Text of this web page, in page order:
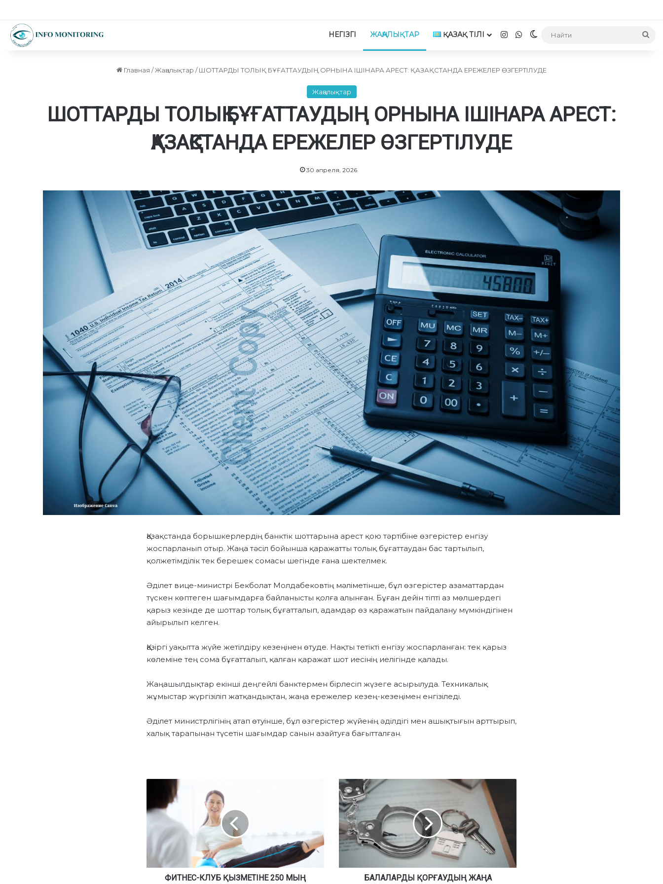
НЕГІЗГІ ЖАҢАЛЫҚТАР ҚАЗАҚ ТІЛІ InstagramWhatsApp
Switch skin
Главная /Жаңалықтар / ШОТТАРДЫ ТОЛЫҚ БҰҒАТТАУДЫҢ ОРНЫНА ІШІНАРА АРЕСТ: ҚАЗАҚСТАНДА ЕРЕЖЕЛЕР ӨЗГЕРТІЛУДЕ
Жаңалықтар
ШОТТАРДЫ ТОЛЫҚ БҰҒАТТАУДЫҢ ОРНЫНА ІШІНАРА АРЕСТ:
ҚАЗАҚСТАНДА ЕРЕЖЕЛЕР ӨЗГЕРТІЛУДЕ
30 апреля, 2026
Қазақстанда борышкерлердің банктік шоттарына арест қою тәртібіне өзгерістер енгізу
жоспарланып отыр. Жаңа тәсіл бойынша қаражатты толық бұғаттаудан бас тартылып,
қолжетімділік тек берешек сомасы шегінде ғана шектелмек.
Әділет вице-министрі Бекболат Молдабековтің мәліметінше, бұл өзгерістер азаматтардан
түскен көптеген шағымдарға байланысты қолға алынған. Бұған дейін тіпті аз мөлшердегі
қарыз кезінде де шоттар толық бұғатталып, адамдар өз қаражатын пайдалану мүмкіндігінен
айырылып келген.
Қазіргі уақытта жүйе жетілдіру кезеңінен өтуде. Нақты тетікті енгізу жоспарланған: тек қарыз
көлеміне тең сома бұғатталып, қалған қаражат шот иесінің иелігінде қалады.
Жаңашылдықтар екінші деңгейлі банктермен бірлесіп жүзеге асырылуда. Техникалық
жұмыстар жүргізіліп жатқандықтан, жаңа ережелер кезең-кезеңімен енгізіледі.
Әділет министрлігінің атап өтуінше, бұл өзгерістер жүйенің әділдігі мен ашықтығын арттырып,
халық тарапынан түсетін шағымдар санын азайтуға бағытталған.
Н
Л
ФИТНЕС-КЛУБ ҚЫЗМЕТІНЕ 250 МЫҢ
Б
А
Л
А
Л
А
Р
Ы
БАЛАЛАРДЫ ҚОРҒАУДЫҢ ЖАҢА